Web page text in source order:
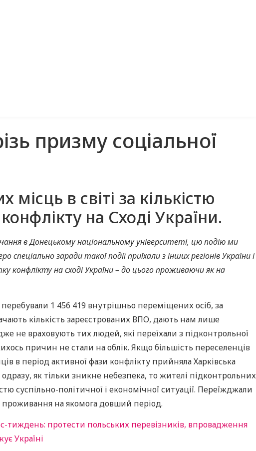
призму соціальної
в світі за кількістю
на Сході України.
в Донецькому національному університеті, цю подію ми
заради такої події приїхали з інших регіонів України і
конфлікту на сході України – до цього проживаючи як на
1 456 419 внутрішньо переміщених осіб, за
кількість зареєстрованих ВПО, дають нам лише
не враховують тих людей, які переїхали з підконтрольної
причин не стали на облік. Якщо більшість переселенців
в період активної фази конфлікту прийняла Харківська
як тільки зникне небезпека, то жителі підконтрольних
суспільно-політичної і економічної ситуації. Переїжджали
на якомога довший період.
тиждень: протести польських перевізників, впровадження
Україні